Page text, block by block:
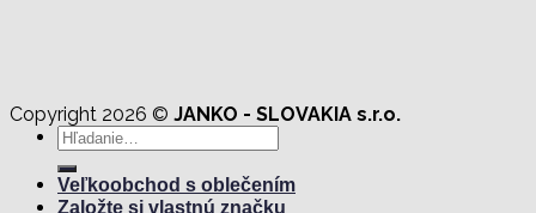
Copyright 2026 © JANKO - SLOVAKIA s.r.o.
Hľadať:
Veľkoobchod s oblečením
Založte si vlastnú značku